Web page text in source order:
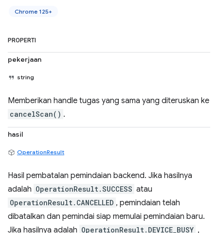
Chrome 125+
PROPERTI
pekerjaan
string
Memberikan handle tugas yang sama yang diteruskan ke
cancelScan() .
hasil
OperationResult
Hasil pembatalan pemindaian backend. Jika hasilnya
adalah OperationResult.SUCCESS atau
OperationResult.CANCELLED , pemindaian telah
dibatalkan dan pemindai siap memulai pemindaian baru.
Jika hasilnya adalah OperationResult.DEVICE_BUSY ,